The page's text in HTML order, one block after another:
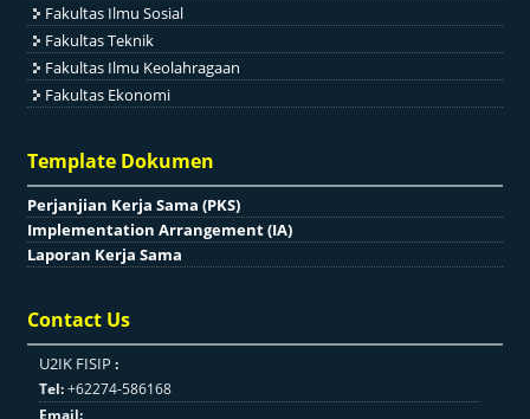
Fakultas Ilmu Sosial
Fakultas Teknik
Fakultas Ilmu Keolahragaan
Fakultas Ekonomi
Template Dokumen
Perjanjian Kerja Sama (PKS)
Implementation Arrangement (IA)
Laporan Kerja Sama
Contact Us
U2IK FISIP :
Tel:+62274-586168
Email: